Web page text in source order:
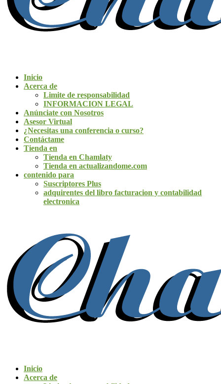
Inicio
Acerca de
Limite de responsabilidad
INFORMACION LEGAL
Anúnciate con Nosotros
Asesor Virtual
¿Necesitas una conferencia o curso?
Contáctame
Tienda en
Tienda en Chamlaty
Tienda en actualizandome.com
contenido para
Suscriptores Plus
adquirentes del libro facturacion y contabilidad
electronica
Inicio
Acerca de